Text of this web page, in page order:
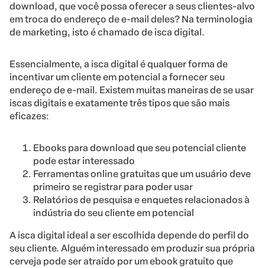
download, que você possa oferecer a seus clientes-alvo
em troca do endereço de e-mail deles? Na terminologia
de marketing, isto é chamado de isca digital.
Essencialmente, a isca digital é qualquer forma de
incentivar um cliente em potencial a fornecer seu
endereço de e-mail. Existem muitas maneiras de se usar
iscas digitais e exatamente três tipos que são mais
eficazes:
Ebooks para download que seu potencial cliente
pode estar interessado
Ferramentas online gratuitas que um usuário deve
primeiro se registrar para poder usar
Relatórios de pesquisa e enquetes relacionados à
indústria do seu cliente em potencial
A isca digital ideal a ser escolhida depende do perfil do
seu cliente. Alguém interessado em produzir sua própria
cerveja pode ser atraído por um ebook gratuito que